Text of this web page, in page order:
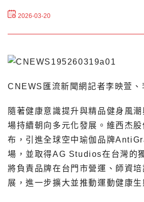
2026-03-20
CNEWS匯流新聞網記者李映萱、
隨著健康意識提升與精品健身風
場持續朝向多元化發展。維西杰
布，引進全球空中瑜伽品牌
場，並取得AG Studios在台灣的
將負責品牌在台門市營運、師資
展，進一步擴大並推動運動健康生